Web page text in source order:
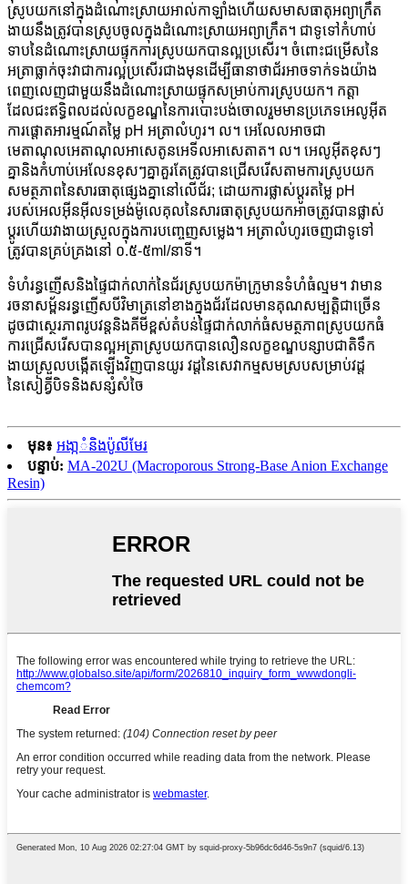
ស្រូបយកនៅក្នុងដំណោះស្រាយអាល់កាឡាំងហើយសមាសធាតុអព្យាក្រឹត
ងាយនឹងត្រូវបានស្រូបចូលក្នុងដំណោះស្រាយអព្យាក្រឹត។ ជាទូទៅកំហាប់
ទាបនៃដំណោះស្រាយផ្ទុកការស្រូបយកបានល្អប្រសើរ។ ចំពោះជម្រើសនៃ
អត្រាធ្លាក់ចុះវាជាការល្អប្រសើរជាងមុនដើម្បីធានាថាជ័រអាចទាក់ទងយ៉ាង
ពេញលេញជាមួយនឹងដំណោះស្រាយផ្ទុកសម្រាប់ការស្រូបយក។ កត្តា
ដែលជះឥទ្ធិពលដល់លក្ខខណ្ឌនៃការបោះបង់ចោលរួមមានប្រភេទអេលូអ៊ីត
ការផ្តោតអារម្មណ៍តម្លៃ pH អត្រាលំហូរ។ ល។ អេលែលអាចជា
មេតាណុលអេតាណុលអាសេតូនអេទីលអាសេតាត។ ល។ អេលូអ៊ីតខុសៗ
គ្នានិងកំហាប់អេលែនខុសៗគ្នាគួរតែត្រូវបានជ្រើសរើសតាមការស្រូបយក
សមត្ថភាពនៃសារធាតុផ្សេងគ្នានៅលើជ័រ; ដោយការផ្លាស់ប្តូរតម្លៃ pH
របស់អេលអ៊ីនអ៊ីលទម្រង់ម៉ូលេគុលនៃសារធាតុស្រូបយកអាចត្រូវបានផ្លាស់
ប្តូរហើយវាងាយស្រួលក្នុងការបញ្ចេញសម្លេង។ អត្រាលំហូរចេញជាទូទៅ
ត្រូវបានគ្រប់គ្រងនៅ ០.៥-៥ml/នាទី។
ទំហំរន្ធញើសនិងផ្ទៃជាក់លាក់នៃជ័រស្រូបយកម៉ាក្រូមានទំហំធំល្មម។ វាមាន
រចនាសម្ព័នរន្ធញើសបីវិមាត្រនៅខាងក្នុងជ័រដែលមានគុណសម្បត្តិជាច្រើន
ដូចជាស្ថេរភាពរូបវន្តនិងគីមីខ្ពស់តំបន់ផ្ទៃជាក់លាក់ធំសមត្ថភាពស្រូបយកធំ
ការជ្រើសរើសបានល្អអត្រាស្រូបយកបានលឿនលក្ខខណ្ឌបន្សាបជាតិទឹក
ងាយស្រួលបង្កើតឡើងវិញបានយូរ វដ្តនៃសេវាកម្មសមស្របសម្រាប់វដ្ត
នៃសៀគ្វីបិទនិងសន្សំសំចៃ
មុន៖ អងា្កំនិងប៉ូលីមែរ
បន្ទាប់: MA-202U (Macroporous Strong-Base Anion Exchange
Resin)